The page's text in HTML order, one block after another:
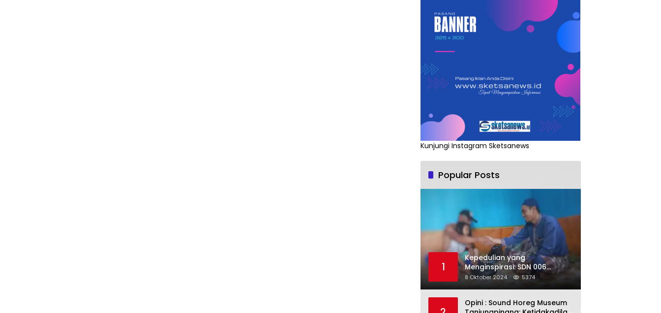
Kunjungi Instagram Sketsanews
Popular Posts
1
Kepedulian yang
Menginspirasi: SDN 006
Merawang Gelar Program
“Berbagi Segenggam Beras”
8 Oktober 2024 5374
Opini : Sound Horeg Museum